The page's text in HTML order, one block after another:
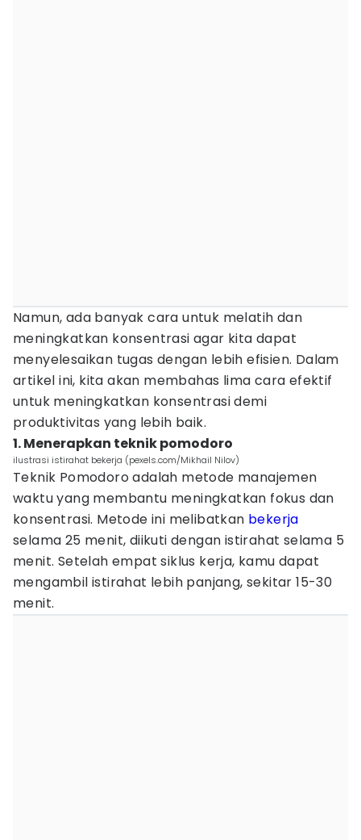
Namun, ada banyak cara untuk melatih dan
meningkatkan konsentrasi agar kita dapat
menyelesaikan tugas dengan lebih efisien. Dalam
artikel ini, kita akan membahas lima cara efektif
untuk meningkatkan konsentrasi demi
produktivitas yang lebih baik.
1. Menerapkan teknik pomodoro
ilustrasi istirahat bekerja (pexels.com/Mikhail Nilov)
Teknik Pomodoro adalah metode manajemen
waktu yang membantu meningkatkan fokus dan
konsentrasi. Metode ini melibatkan bekerja
selama 25 menit, diikuti dengan istirahat selama 5
menit. Setelah empat siklus kerja, kamu dapat
mengambil istirahat lebih panjang, sekitar 15-30
menit.